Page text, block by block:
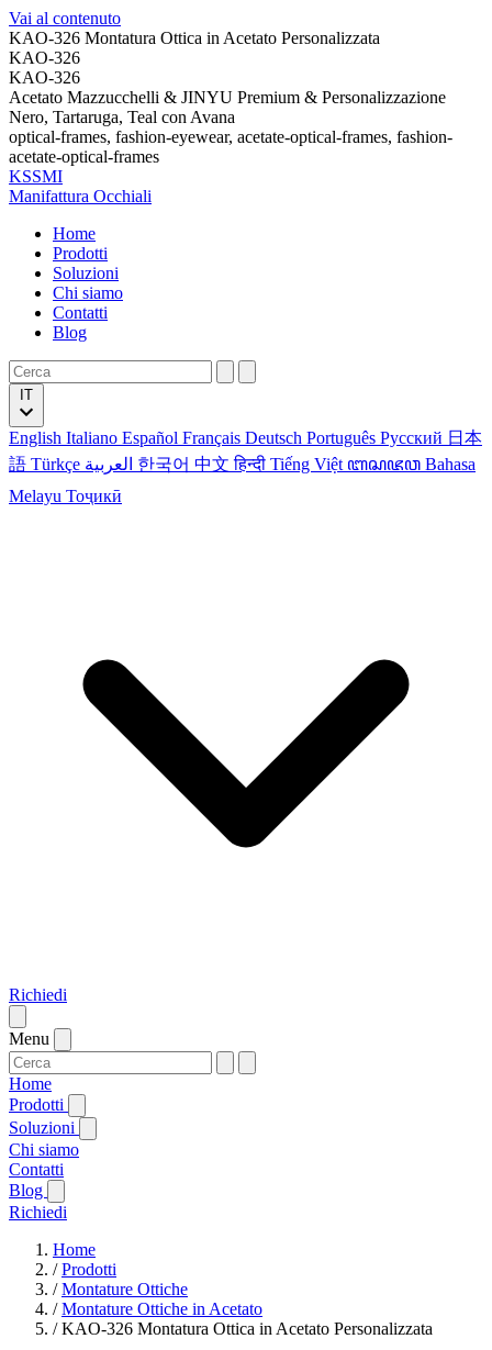
Vai al contenuto
KAO-326 Montatura Ottica in Acetato Personalizzata
KAO-326
KAO-326
Acetato Mazzucchelli & JINYU Premium & Personalizzazione
Nero, Tartaruga, Teal con Avana
optical-frames, fashion-eyewear, acetate-optical-frames, fashion-
acetate-optical-frames
KSSMI
Manifattura Occhiali
Home
Prodotti
Soluzioni
Chi siamo
Contatti
Blog
English Italiano Español Français Deutsch Português Русский 日本
語 Türkçe 한국어 中文हिन्दी Tiếng Việt ꦧꦱꦗꦮ Bahasa
Melayu Тоҷикӣ
Richiedi
Menu
Home
Prodotti
Soluzioni
Chi siamo
Contatti
Blog
Richiedi
Home
/Prodotti
/Montature Ottiche
/Montature Ottiche in Acetato
/KAO-326 Montatura Ottica in Acetato Personalizzata